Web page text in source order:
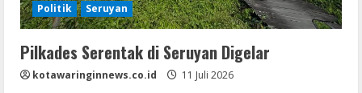
Politik Seruyan
Pilkades Serentak di Seruyan Digelar
kotawaringinnews.co.id 11 Juli 2026